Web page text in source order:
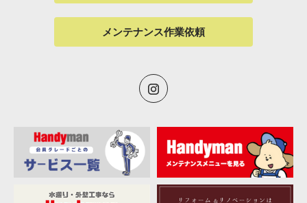
メンテナンス作業依頼